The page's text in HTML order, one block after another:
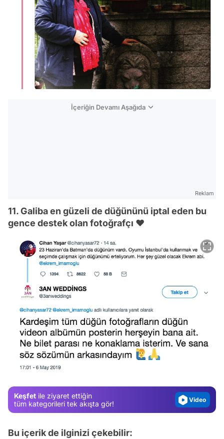
İçeriğin Devamı Aşağıda
Reklam
11. Galiba en güzeli de düğününü iptal eden bu
gence destek olan fotoğrafçı ❤️
Keşfet ile ziyaret ettiğin
tüm kategorileri tek akışta gör!
Video
Video
Bu içerik de ilginizi çekebilir: